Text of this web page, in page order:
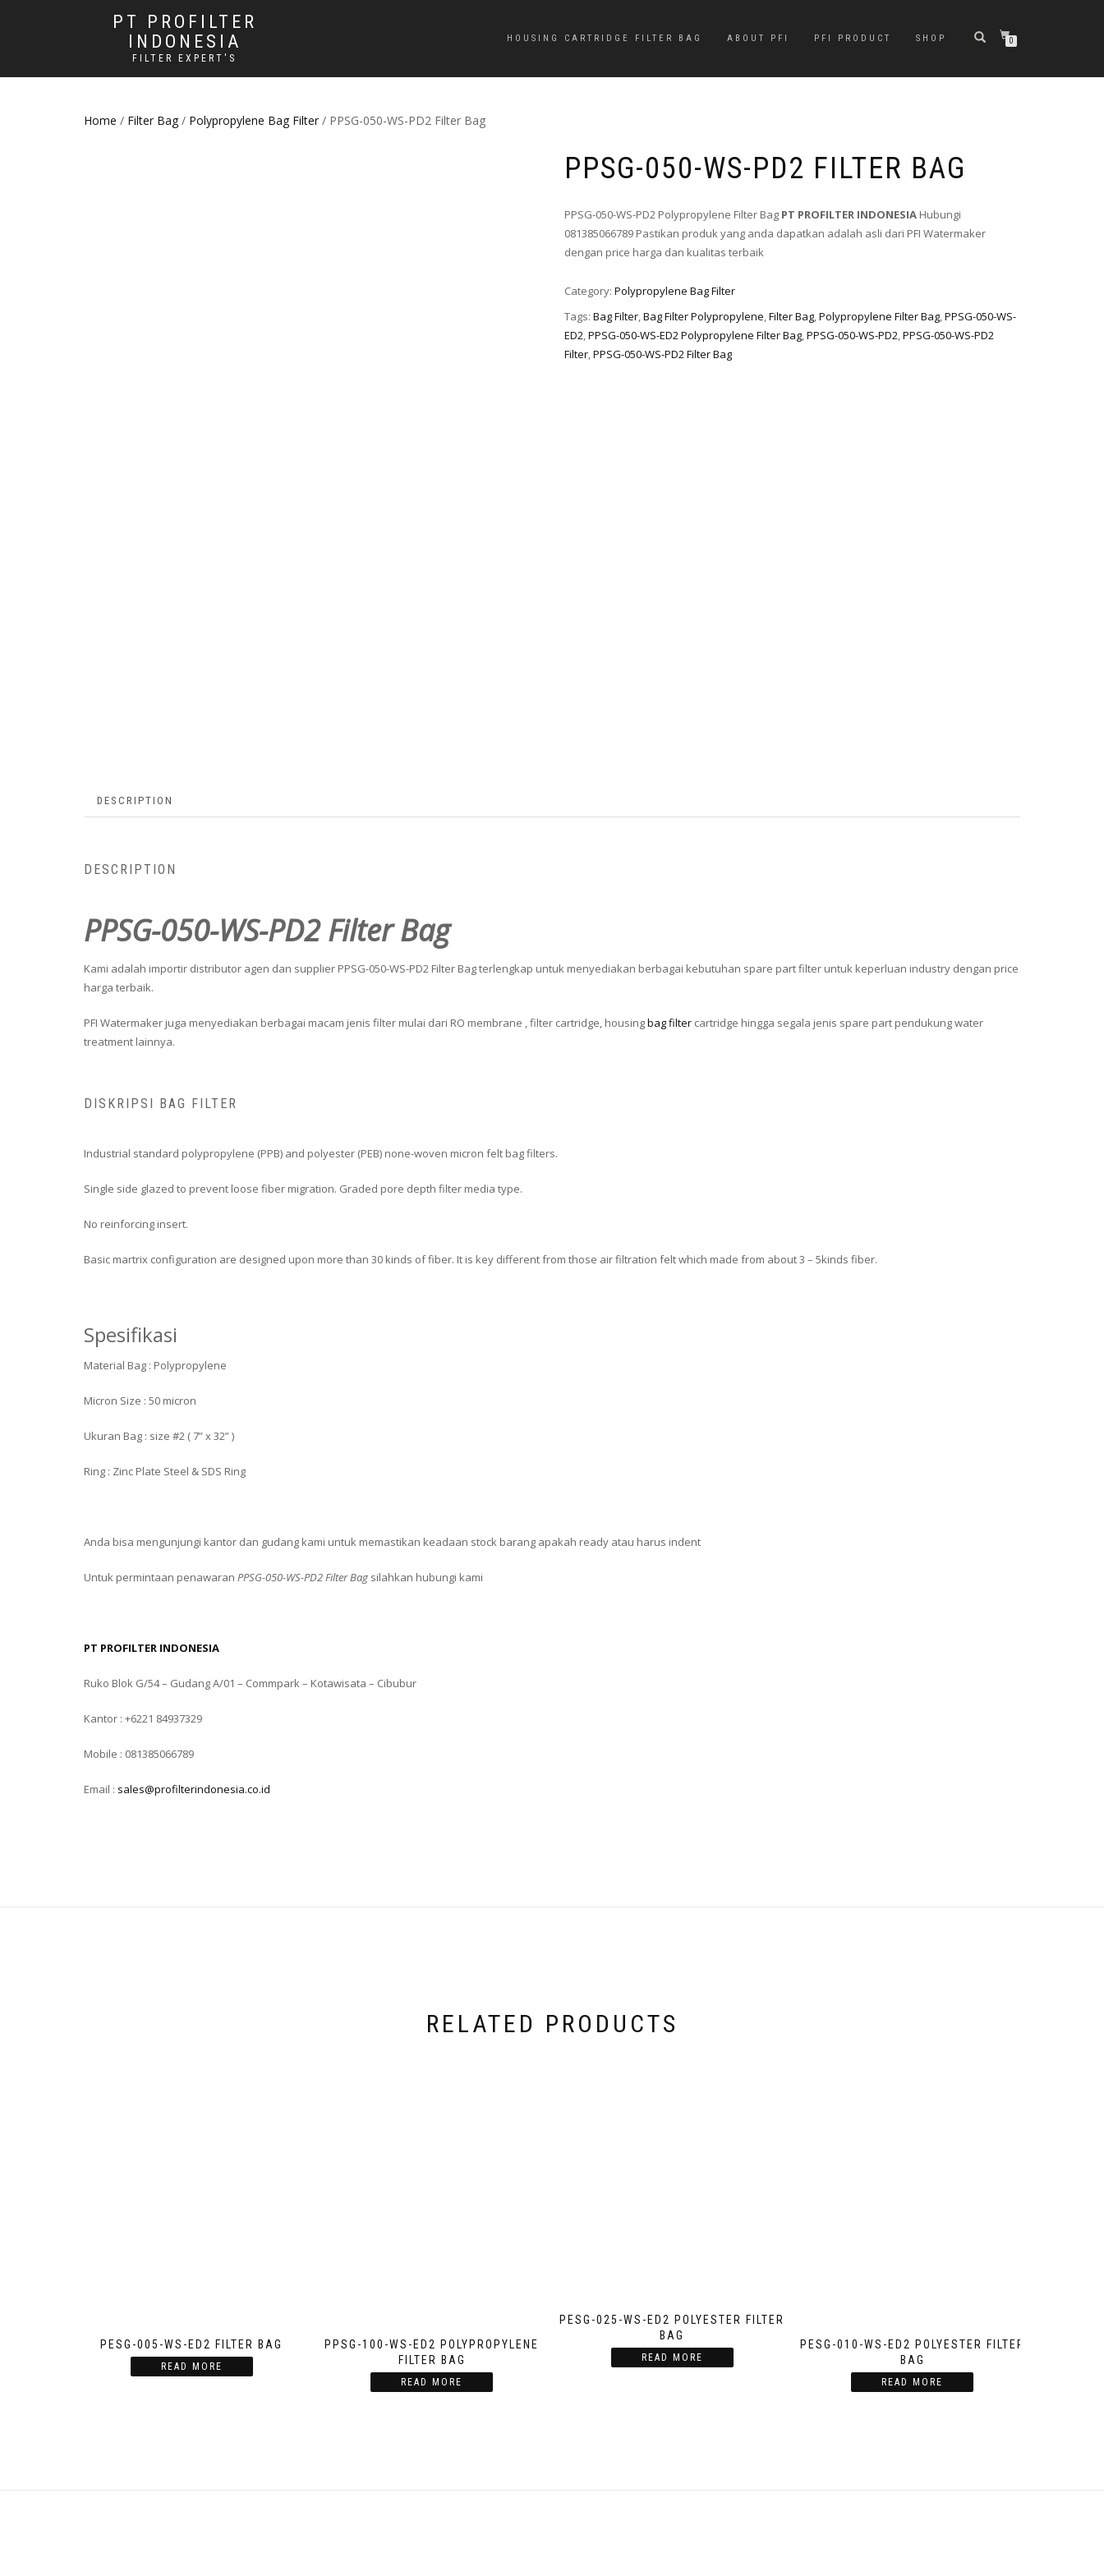
PT PROFILTER
INDONESIA
FILTER EXPERT'S
HOUSING CARTRIDGE FILTER BAG ABOUT PFI PFI PRODUCT SHOP 0
Home / Filter Bag / Polypropylene Bag Filter / PPSG-050-WS-PD2 Filter Bag
PPSG-050-WS-PD2 FILTER BAG
PPSG-050-WS-PD2 Polypropylene Filter Bag PT PROFILTER INDONESIA Hubungi
081385066789 Pastikan produk yang anda dapatkan adalah asli dari PFI Watermaker
dengan price harga dan kualitas terbaik
Category: Polypropylene Bag Filter
Tags: Bag Filter,Bag Filter Polypropylene,Filter Bag,Polypropylene Filter Bag,PPSG-050-WS-
ED2,PPSG-050-WS-ED2 Polypropylene Filter Bag,PPSG-050-WS-PD2,PPSG-050-WS-PD2
Filter,PPSG-050-WS-PD2 Filter Bag
DESCRIPTION
DESCRIPTION
PPSG-050-WS-PD2 Filter Bag
Kami adalah importir distributor agen dan supplier PPSG-050-WS-PD2 Filter Bag terlengkap untuk menyediakan berbagai kebutuhan spare part filter untuk keperluan industry dengan price
harga terbaik.
PFI Watermaker juga menyediakan berbagai macam jenis filter mulai dari RO membrane , filter cartridge, housingbag filter cartridge hingga segala jenis spare part pendukung water
treatment lainnya.
DISKRIPSI BAG FILTER
Industrial standard polypropylene (PPB) and polyester (PEB) none-woven micron felt bag filters.
Single side glazed to prevent loose fiber migration. Graded pore depth filter media type.
No reinforcing insert.
Basic martrix configuration are designed upon more than 30 kinds of fiber. It is key different from those air filtration felt which made from about 3 – 5kinds fiber.
Spesifikasi
Material Bag : Polypropylene
Micron Size : 50 micron
Ukuran Bag : size #2 ( 7” x 32” )
Ring : Zinc Plate Steel & SDS Ring
Anda bisa mengunjungi kantor dan gudang kami untuk memastikan keadaan stock barang apakah ready atau harus indent
Untuk permintaan penawaran PPSG-050-WS-PD2 Filter Bag silahkan hubungi kami
PT PROFILTER INDONESIA
Ruko Blok G/54 – Gudang A/01 – Commpark – Kotawisata – Cibubur
Kantor : +6221 84937329
Mobile : 081385066789
Email : sales@profilterindonesia.co.id
RELATED PRODUCTS
PESG-005-WS-ED2 FILTER BAG
READ MORE
PPSG-100-WS-ED2 POLYPROPYLENE
FILTER BAG
READ MORE
PESG-025-WS-ED2 POLYESTER FILTER
BAG
READ MORE
PESG-010-WS-ED2 POLYESTER FILTER
BAG
READ MORE